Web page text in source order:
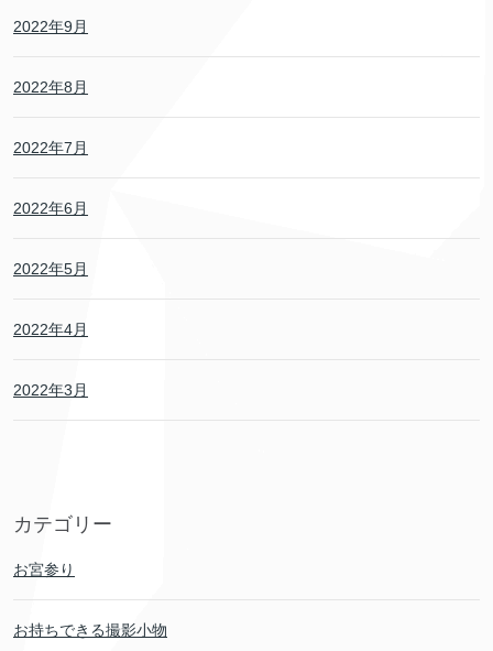
2022年9月
2022年8月
2022年7月
2022年6月
2022年5月
2022年4月
2022年3月
カテゴリー
お宮参り
お持ちできる撮影小物